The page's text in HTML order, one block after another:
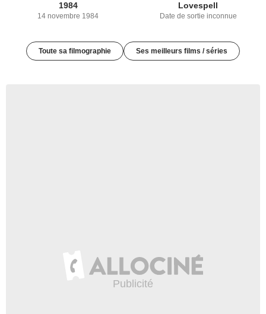
1984
14 novembre 1984
Lovespell
Date de sortie inconnue
Toute sa filmographie Ses meilleurs films / séries